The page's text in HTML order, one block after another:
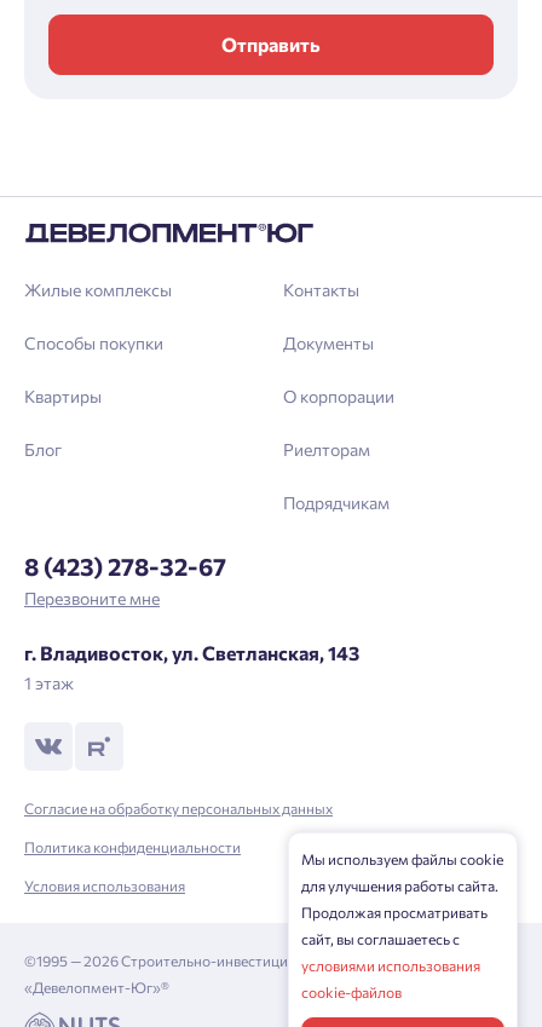
Отправить
Жилые комплексы
Способы покупки
Квартиры
Блог
Контакты
Документы
О корпорации
Риелторам
Подрядчикам
8 (423) 278-32-67
Перезвоните мне
г. Владивосток, ул. Светланская, 143
1 этаж
Согласие на обработку персональных данных
Политика конфиденциальности
Условия использования
©1995 — 2026 Строительно-инвестиционная корпорация
«Девелопмент-Юг»®
Мы используем файлы cookie
для улучшения работы сайта.
Продолжая просматривать
сайт, вы соглашаетесь с
условиями использования
cookie-файлов